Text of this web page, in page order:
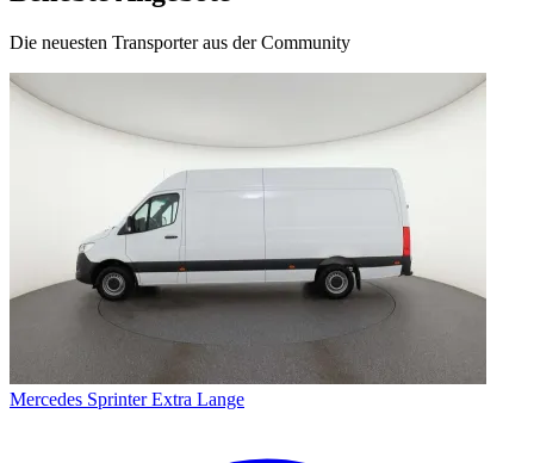
Die neuesten Transporter aus der Community
Mercedes Sprinter Extra Lange